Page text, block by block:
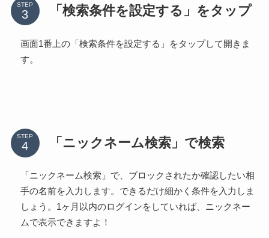
STEP 「検索条件を設定する」をタップ
画面1番上の「検索条件を設定する」をタップして開きま
す。
STEP 「ニックネーム検索」で検索
「ニックネーム検索」で、ブロックされたか確認したい相
手の名前を入力します。できるだけ細かく条件を入力しま
しょう。1ヶ月以内のログインをしていれば、ニックネー
ムで表示できますよ！